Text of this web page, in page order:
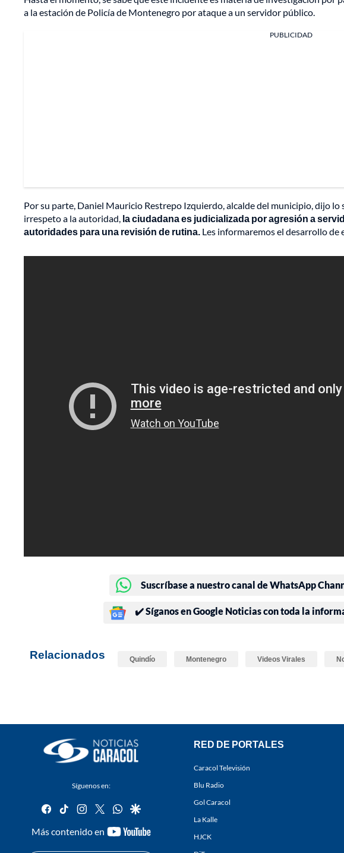
a la estación de Policía de Montenegro por ataque a un servidor público.
PUBLICIDAD
Por su parte, Daniel Mauricio Restrepo Izquierdo, alcalde del municipio, dijo
irrespeto a la autoridad, la ciudadana es judicializada por agresión a
autoridades para una revisión de rutina. Les informaremos el desarrollo de
Suscríbase a nuestro canal de WhatsApp
✔️ Síganos en Google Noticias con toda la
Relacionados Quindío Montenegro Videos Virales
Síguenos en:
facebook
tiktok instagram
twitterwhatsapp
google
Más contenido en
youtube-
RED DE PORTALES
Caracol Televisión
Blu Radio
Gol Caracol
La Kalle
HJCK